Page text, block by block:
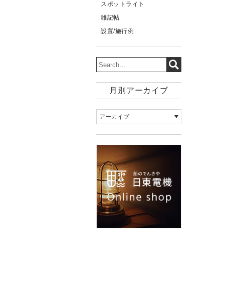
スポットライト
雑記帖
設置/施行例
月別アーカイブ